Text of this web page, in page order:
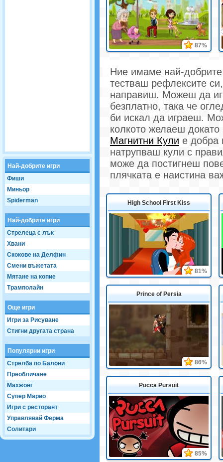
Най-добрите игри
Фиши
Миньор
Spiderman
Най-добрите игри
Стрелеца с лък
Хвани
Скокове на Делфин
Смени въжетата
Мятане на копие
Трамполайн
Още игри
Игри за Рисуване
Стигни другата страна
Популярни игри
Стрелба по Балони
Преобличане
Махжонг
Супер Марио
Игри с ресторант
Управлявай Ферма
Солитари
87%
Ние имаме най-
тестваш рефлексите
направиш. Можеш да
безплатно, така че
би искал да играеш.
колкото желаеш
Магнитни Кули е добра
натрупваш кули с
може да постигнеш
плячката е наистина
High School First Kiss
81%
Prince of Persia
86%
Pucca Pursuit
85%